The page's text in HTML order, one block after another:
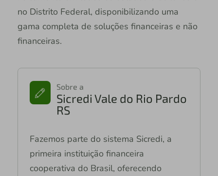
no Distrito Federal, disponibilizando uma
gama completa de soluções financeiras e não
financeiras.
Sobre a
Sicredi Vale do Rio Pardo
RS
Fazemos parte do sistema Sicredi, a
primeira instituição financeira
cooperativa do Brasil, oferecendo